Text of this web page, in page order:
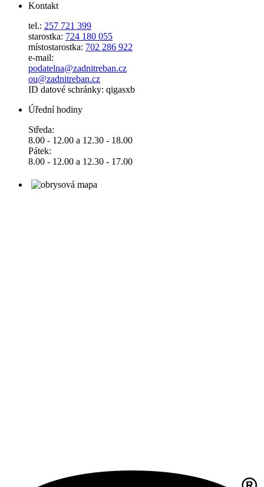
Kontakt
tel.: 257 721 399
starostka: 724 180 055
místostarostka: 702 286 922
e-mail:
podatelna@zadnitreban.cz
ou@zadnitreban.cz
ID datové schránky: qigasxb
Úřední hodiny
Středa:
8.00 - 12.00 a 12.30 - 18.00
Pátek:
8.00 - 12.00 a 12.30 - 17.00